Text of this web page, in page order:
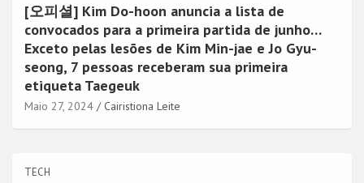
[오피셜] Kim Do-hoon anuncia a lista de
convocados para a primeira partida de junho…
Exceto pelas lesões de Kim Min-jae e Jo Gyu-
seong, 7 pessoas receberam sua primeira
etiqueta Taegeuk
Maio 27, 2024 Cairistiona Leite
TECH